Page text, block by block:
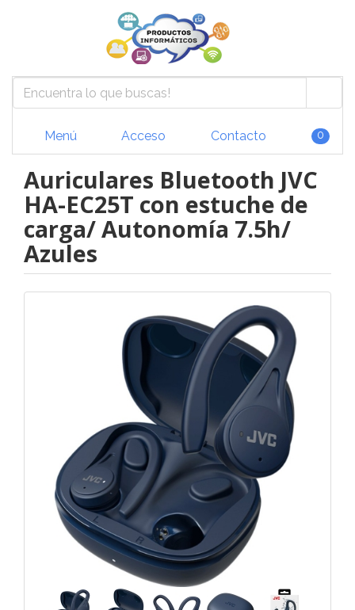
Menú Acceso Contacto 0
Auriculares Bluetooth JVC
HA-EC25T con estuche de
carga/ Autonomía 7.5h/
Azules